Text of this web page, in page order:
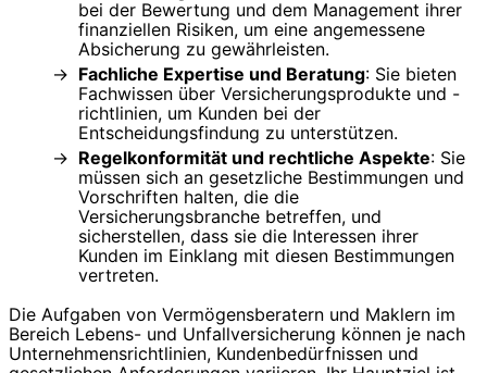
bei der Bewertung und dem Management ihrer
finanziellen Risiken, um eine angemessene
Absicherung zu gewährleisten.
Fachliche Expertise und Beratung: Sie bieten
Fachwissen über Versicherungsprodukte und -
richtlinien, um Kunden bei der
Entscheidungsfindung zu unterstützen.
Regelkonformität und rechtliche Aspekte: Sie
müssen sich an gesetzliche Bestimmungen und
Vorschriften halten, die die
Versicherungsbranche betreffen, und
sicherstellen, dass sie die Interessen ihrer
Kunden im Einklang mit diesen Bestimmungen
vertreten.
Die Aufgaben von Vermögensberatern und Maklern im
Bereich Lebens- und Unfallversicherung können je nach
Unternehmensrichtlinien, Kundenbedürfnissen und